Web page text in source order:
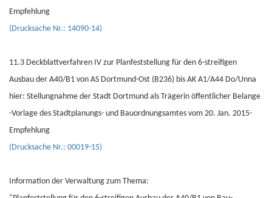
Empfehlung
(Drucksache Nr.: 14090-14)
11.3 Deckblattverfahren IV zur Planfeststellung für den 6-streifigen
Ausbau der A40/B1 von AS Dortmund-Ost (B236) bis AK A1/A44 Do/Unna
hier: Stellungnahme der Stadt Dortmund als Trägerin öffentlicher Belange
-Vorlage des Stadtplanungs- und Bauordnungsamtes vom 20. Jan. 2015-
Empfehlung
(Drucksache Nr.: 00019-15)
Information der Verwaltung zum Thema: